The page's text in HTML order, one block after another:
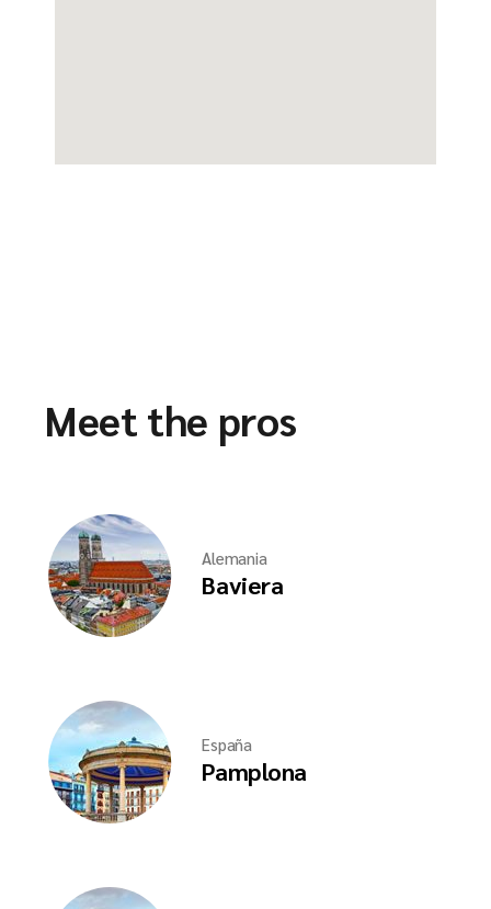
Meet the pros
Alemania
Baviera
España
Pamplona